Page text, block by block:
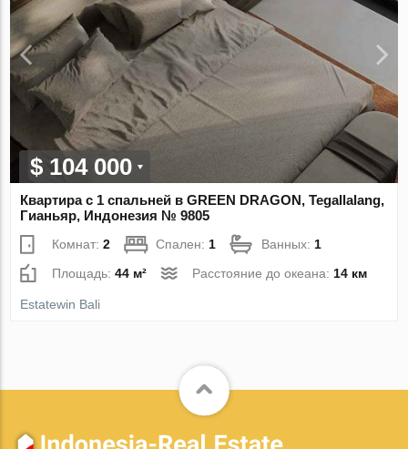
$ 104 000
Квартира с 1 спальней в GREEN DRAGON, Tegallalang,
Гианьяр, Индонезия № 9805
Комнат:2 Спален: 1 Ванных: 1
Площадь:44 м² Расстояние до океана: 14 км
Estatewin Bali